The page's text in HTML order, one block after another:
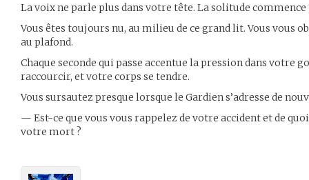
La voix ne parle plus dans votre tête. La solitude
Vous êtes toujours nu, au milieu de ce grand lit. Vous vous
au plafond.
Chaque seconde qui passe accentue la pression dans votre
raccourcir, et votre corps se tendre.
Vous sursautez presque lorsque le Gardien s’adresse de
— Est-ce que vous vous rappelez de votre accident et de
votre mort ?